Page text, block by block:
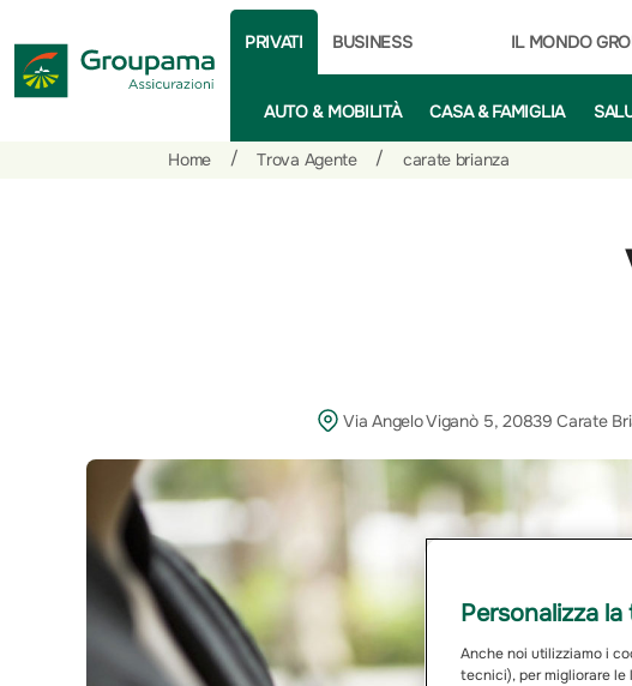
PRIVATI BUSINESS IL MONDO
AUTO & MOBILITÀ CASA & FAMIGLIA
Home / Trova Agente / carate brianza
Via Angelo Viganò 5, 20839 Carate
Personalizza
Anche noi utilizziamo i
tecnici), per migliorare le